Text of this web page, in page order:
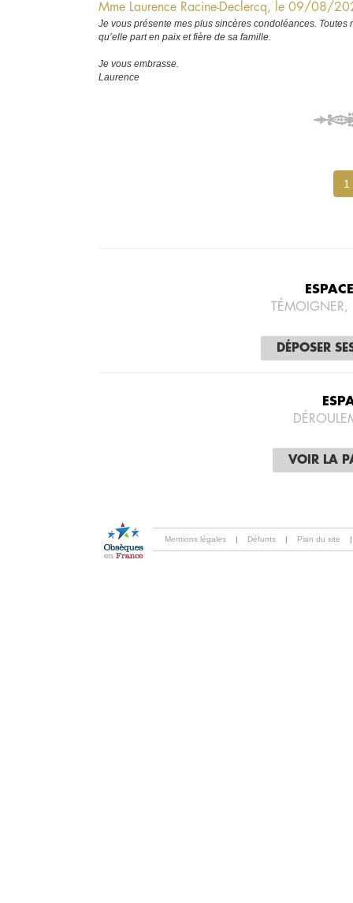
Mme Laurence Racine-Declercq, le 09/08/
Je vous présente mes plus sincères condoléances.
qu’elle part en paix et fière de sa famille.
Je vous embrasse.
Laurence
1
DÉPOSER
VOIR LA
Mentions légales | Défunts | Plan du site |